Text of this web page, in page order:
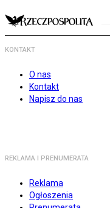
KONTAKT
O nas
Kontakt
Napisz do nas
REKLAMA I PRENUMERATA
Reklama
Ogłoszenia